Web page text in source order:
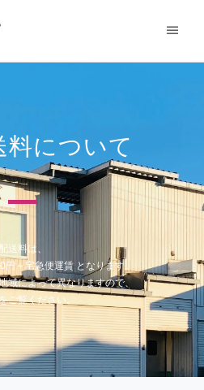
イ
ン
ー
料について
配送料は、
＋宅急便運賃 となります。
域によって異なりますので、
ご覧ください。